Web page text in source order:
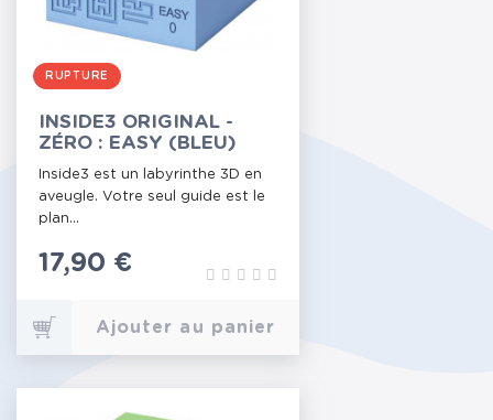
RUPTURE
INSIDE3 ORIGINAL -
ZÉRO : EASY (BLEU)
Inside3 est un labyrinthe 3D en
aveugle. Votre seul guide est le
plan...
Prix
17,90 €
Ajouter au panier